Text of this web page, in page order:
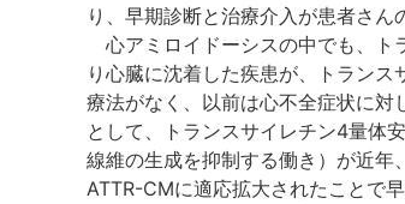
り、早期診断と治療介入が患者さん
心アミロイドーシスの中でも、ト
り心臓に沈着した疾患が、トラン
療法がなく、以前は心不全症状に対
として、トランスサイレチン4量体
線維の生成を抑制する働き）が近
ATTR-CMに適応拡大されたことで